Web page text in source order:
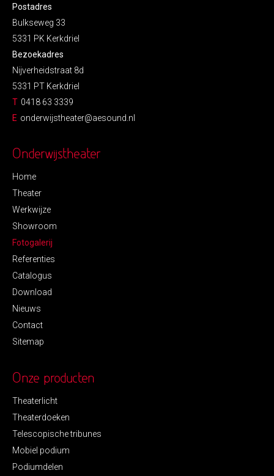
Postadres
Bulkseweg 33
5331 PK Kerkdriel
Bezoekadres
Nijverheidstraat 8d
5331 PT Kerkdriel
T 0418 63 3339
E onderwijstheater@aesound.nl
Onderwijstheater
Home
Theater
Werkwijze
Showroom
Fotogalerij
Referenties
Catalogus
Download
Nieuws
Contact
Sitemap
Onze producten
Theaterlicht
Theaterdoeken
Telescopische tribunes
Mobiel podium
Podiumdelen